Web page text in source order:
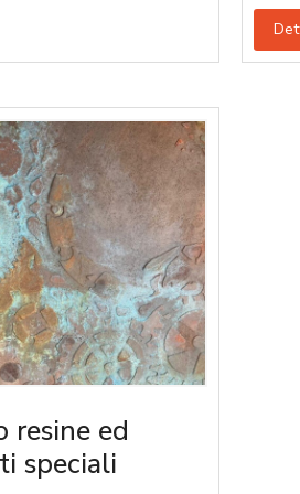
resine ed
speciali